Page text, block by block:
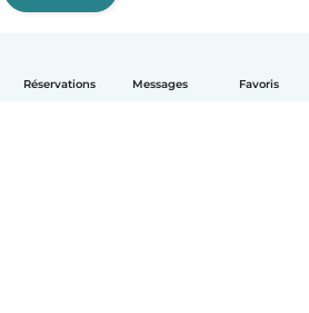
Réservations Messages Favoris